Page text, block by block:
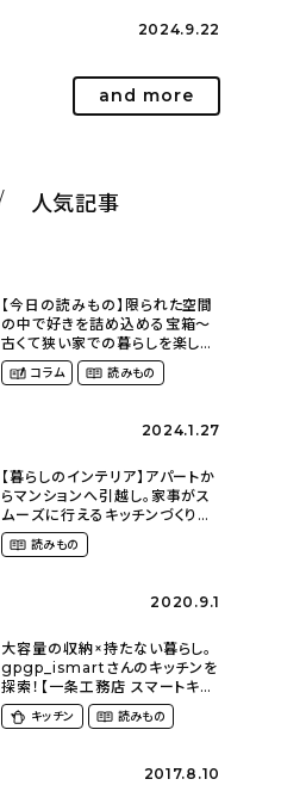
2024.9.22
and more
人気記事
【今日の読みもの】限られた空間
の中で好きを詰め込める宝箱〜
古くて狭い家での暮らしを楽しむ
（2nyan_and_lifestylesさん）
コラム 読みもの
2024.1.27
【暮らしのインテリア】アパートか
らマンションへ引越し。家事がス
ムーズに行えるキッチンづくり〜
２LDKの賃貸暮らし
（mari_ppe_さん）
読みもの
2020.9.1
大容量の収納×持たない暮らし。
gpgp_ismartさんのキッチンを
探索！【一条工務店 スマートキッ
チン(ワイドカウンター)】
キッチン 読みもの
2017.8.10